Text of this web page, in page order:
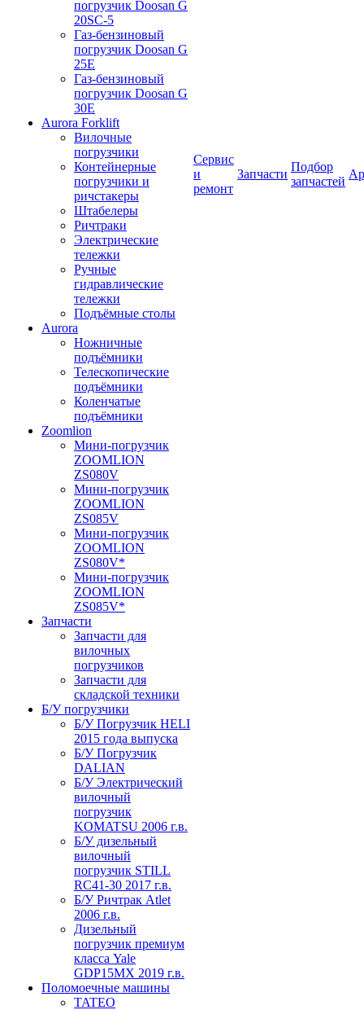
погрузчик Doosan G
20SC-5
Газ-бензиновый
погрузчик Doosan G
25E
Газ-бензиновый
погрузчик Doosan G
30E
Aurora Forklift
Вилочные
погрузчики
Контейнерные
погрузчики и
ричстакеры
Штабелеры
Ричтраки
Электрические
тележки
Ручные
гидравлические
тележки
Подъёмные столы
Aurora
Ножничные
подъёмники
Телескопические
подъёмники
Коленчатые
подъёмники
Zoomlion
Мини-погрузчик
ZOOMLION
ZS080V
Мини-погрузчик
ZOOMLION
ZS085V
Мини-погрузчик
ZOOMLION
ZS080V*
Мини-погрузчик
ZOOMLION
ZS085V*
Запчасти
Запчасти для
вилочных
погрузчиков
Запчасти для
складской техники
Б/У погрузчики
Б/У Погрузчик HELI
2015 года выпуска
Б/У Погрузчик
DALIAN
Б/У Электрический
вилочный
погрузчик
KOMATSU 2006 г.в.
Б/У дизельный
вилочный
погрузчик STILL
RC41-30 2017 г.в.
Б/У Ричтрак Atlet
2006 г.в.
Дизельный
погрузчик премиум
класса Yale
GDP15MX 2019 г.в.
Поломоечные машины
TATEO
Сервис
и
ремонт
Запчасти
Подбор
запчастей